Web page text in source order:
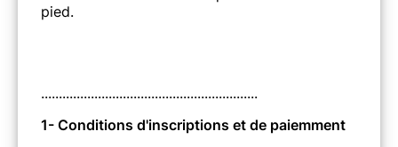
pied.
.............................................................
1- Conditions d'inscriptions et de paiemment